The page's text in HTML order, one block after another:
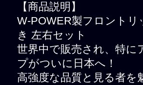
【商品説明】
W-POWER製フロント
き 左右セット
世界中で販売され、特に
プがついに日本へ！
高強度な品質と見る者